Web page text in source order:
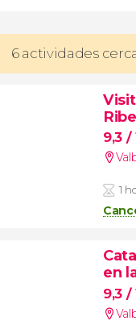
6 actividades
9,3 /
1
en
9,3 /